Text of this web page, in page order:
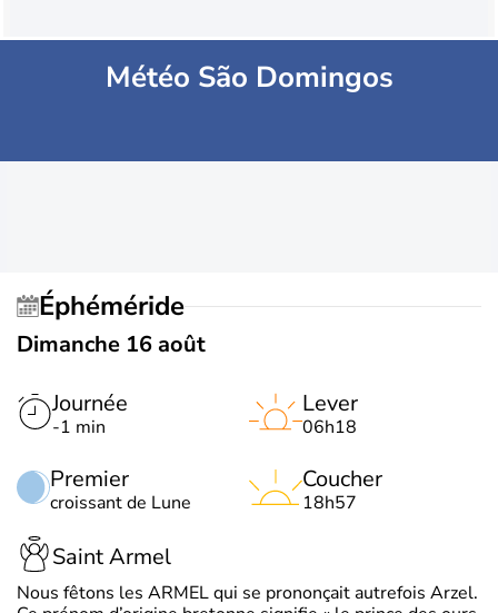
Météo São Domingos
Éphéméride
Dimanche 16 août
Journée
-1 min
Premier
croissant de Lune
Lever
06h18
Coucher
18h57
Saint Armel
Nous fêtons les ARMEL qui se prononçait autrefois Arzel.